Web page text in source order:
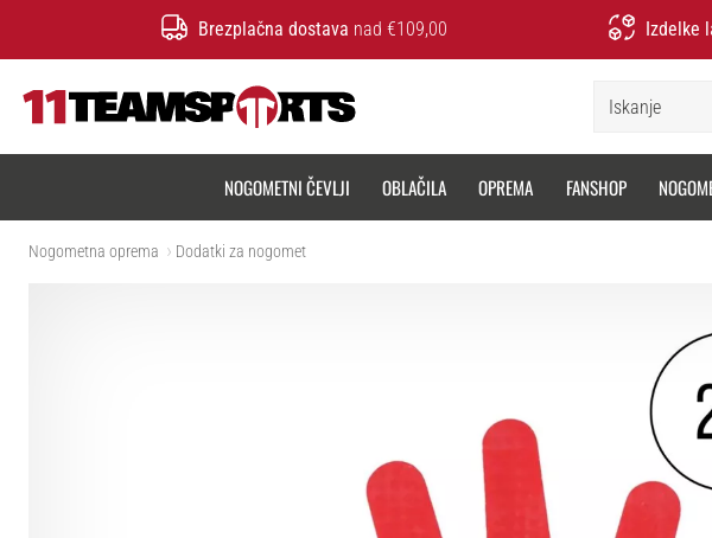
Brezplačna dostava nad €109,00 Izdelke
NOGOMETNI ČEVLJI OBLAČILA OPREMA FANSHOP
Nogometna oprema Dodatki za nogomet